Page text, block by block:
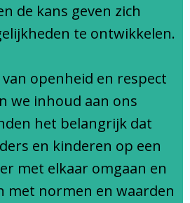
de kans geven zich
te ontwikkelen.
openheid en respect
we inhoud aan ons
het belangrijk dat
en kinderen op een
met elkaar omgaan en
met normen en waarden